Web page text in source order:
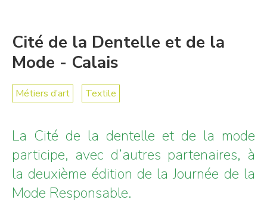
Cité de la Dentelle et de la
Mode - Calais
Métiers d’art Textile
La Cité de la dentelle et de la mode
participe, avec d’autres partenaires, à
la deuxième édition de la Journée de la
Mode Responsable.